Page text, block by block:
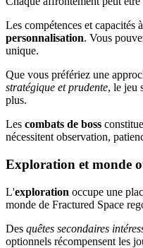
Les compétences et capacités
personnalisation. Vous
unique.
Que vous préfériez une
stratégique et prudente, le jeu
plus.
Les combats de boss
nécessitent observation,
Exploration et monde
L'exploration occupe une
monde de Fractured Space
Des quêtes secondaires
optionnels récompensent les